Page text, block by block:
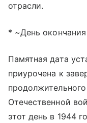
отрасли.
* ~День
Памятная дата
приурочена к
Отечественной
этот день в 1944